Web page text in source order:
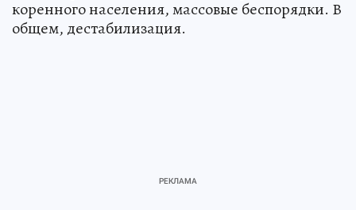
коренного населения, массовые беспорядки. В
общем, дестабилизация.